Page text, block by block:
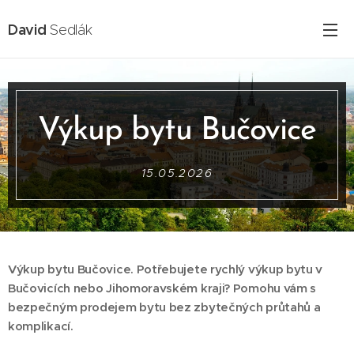
DavidSedlák
Výkup bytu Bučovice
15.05.2026
Výkup bytu Bučovice. Potřebujete rychlý výkup bytu v
Bučovicích nebo Jihomoravském kraji? Pomohu vám s
bezpečným prodejem bytu bez zbytečných průtahů a
komplikací.